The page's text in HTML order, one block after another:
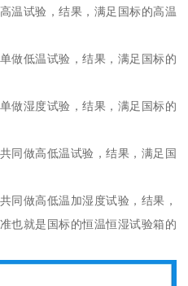
温试验，结果，满足国标的高温
低温试验，结果，满足国标的
湿度试验，结果，满足国标的
做高低温试验，结果，满足国
做高低温加湿度试验，结果，
也就是国标的恒温恒湿试验箱的